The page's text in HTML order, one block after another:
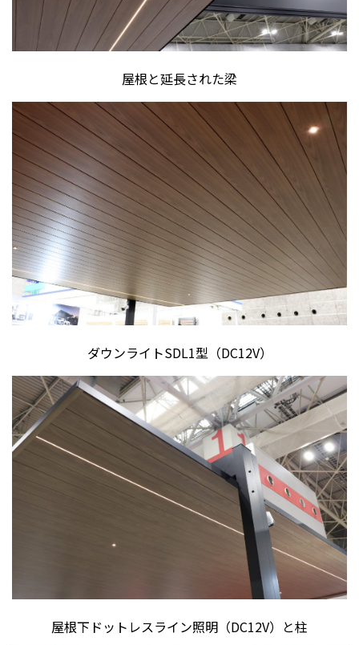
屋根と延長された梁
ダウンライトSDL1型（DC12V）
屋根下ドットレスライン照明（DC12V）と柱